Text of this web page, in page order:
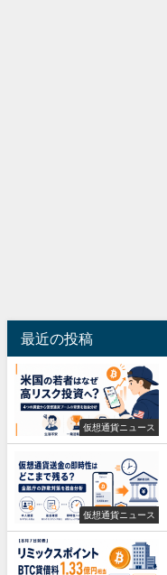
最近の投稿
仮想通貨ニュース
仮想通貨ニュース